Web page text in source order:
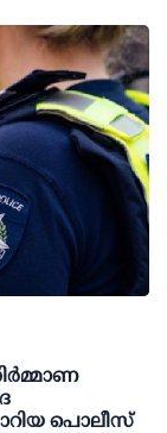
പൊലീസ്